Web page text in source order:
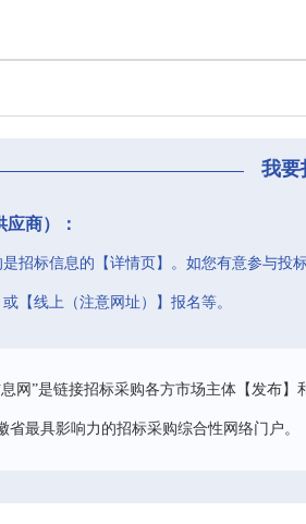
我要
商）：
招标信息的【详情页】。如您有意参与投
【线上（注意网址）】报名等。
网”是链接招标采购各方市场主体【发布
省最具影响力的招标采购综合性网络门户。